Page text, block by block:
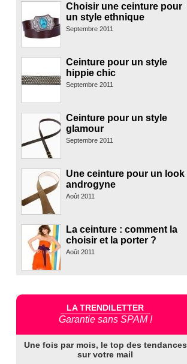
Choisir une ceinture pour
un style ethnique
Septembre 2011
Ceinture pour un style
hippie chic
Septembre 2011
Ceinture pour un style
glamour
Septembre 2011
Une ceinture pour un look
androgyne
Août 2011
La ceinture : comment la
choisir et la porter ?
Août 2011
LA TRENDILETTER
Garantie sans SPAM !
Une fois par mois, le top des tendances
sur votre mail